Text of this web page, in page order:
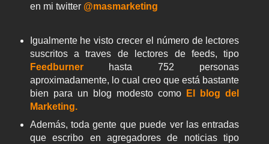
en mi twitter @masmarketing
Igualmente he visto crecer el número de lectores
suscritos a traves de lectores de feeds, tipo
Feedburnerhasta 752 personas
aproximadamente, lo cual creo que está bastante
bien para un blog modesto como
El blog del
Marketing.
Además, toda gente que puede ver las entradas
que escribo en agregadores de noticias tipo